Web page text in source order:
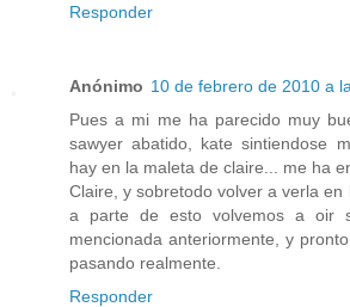
Responder
Anónimo 10 de febrero de 2010 a
Pues a mi me ha parecido muy
sawyer abatido, kate sintiendose
hay en la maleta de claire... me ha
Claire, y sobretodo volver a verla
a parte de esto volvemos a oir
mencionada anteriormente, y
pasando realmente.
Responder